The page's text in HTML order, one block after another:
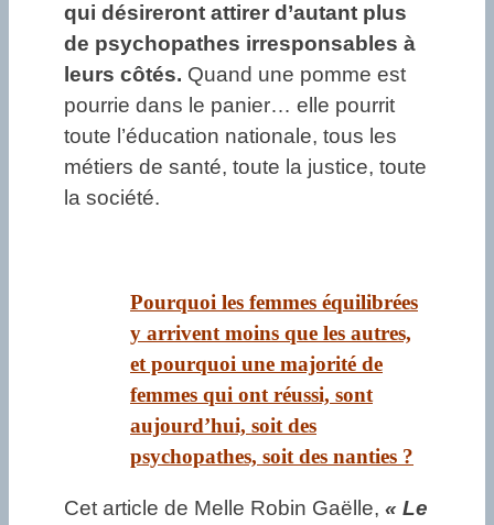
qui désireront attirer d’autant plus
de psychopathes irresponsables à
leurs côtés. Quand une pomme est
pourrie dans le panier… elle pourrit
toute l’éducation nationale, tous les
métiers de santé, toute la justice, toute
la société.
Pourquoi les femmes équilibrées
y arrivent moins que les autres,
et pourquoi une majorité de
femmes qui ont réussi, sont
aujourd’hui, soit des
psychopathes, soit des nanties ?
Cet article de Melle Robin Gaëlle, « Le